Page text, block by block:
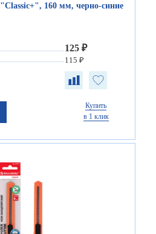
160 мм, черно-синие
125 ₽
115 ₽
Купить
в 1 клик